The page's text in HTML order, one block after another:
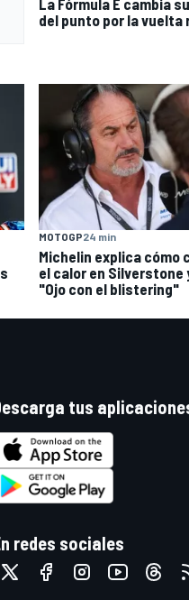
del punto por la vuelta
MOTOGP24 min
Michelin explica cómo
el calor en Silverstone
"Ojo con el blistering"
tus
redes sociales